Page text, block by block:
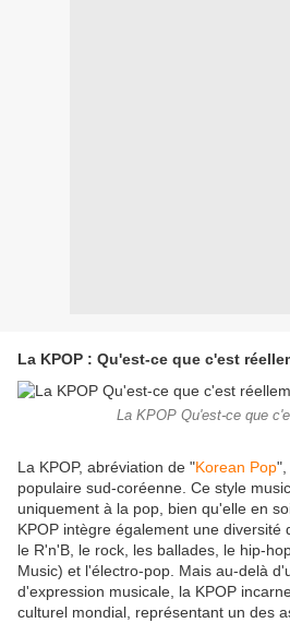
La KPOP : Qu'est-ce que c'est
La KPOP Qu'est-ce que
La KPOP, abréviation de "Korean Pop",
populaire sud-coréenne. Ce style
uniquement à la pop, bien qu'elle en
KPOP intègre également une diversité
le R'n'B, le rock, les ballades, le hip-
Music) et l'électro-pop. Mais au-delà
d'expression musicale, la KPOP
culturel mondial, représentant un des